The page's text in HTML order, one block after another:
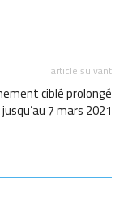
article suivant
ciblé prolongé
jusqu’au 7 mars 2021